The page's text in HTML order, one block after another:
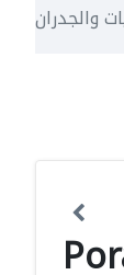
والجدران